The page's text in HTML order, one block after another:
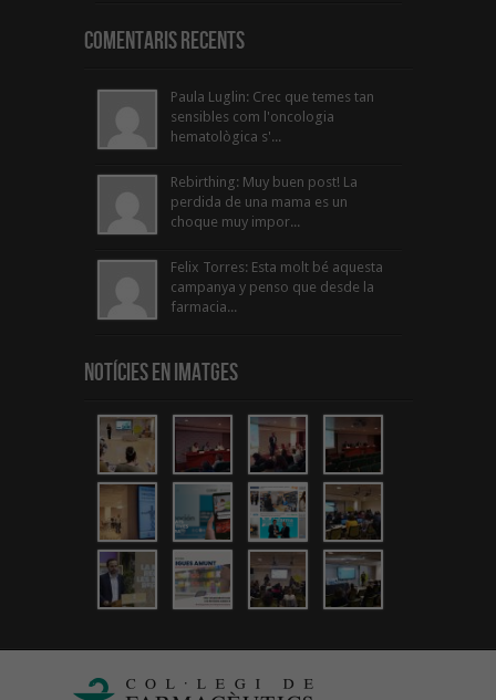
Comentaris Recents
Paula Luglin: Crec que temes tan
sensibles com l'oncologia
hematològica s'...
Rebirthing: Muy buen post! La
perdida de una mama es un
choque muy impor...
Felix Torres: Esta molt bé aquesta
campanya y penso que desde la
farmacia...
Notícies en Imatges